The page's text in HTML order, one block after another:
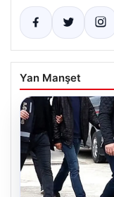
Yan Manşet